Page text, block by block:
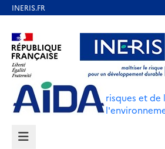
contenu
principal
Aller au contenu Aller au
Aller au pied de page
risques et
MENU